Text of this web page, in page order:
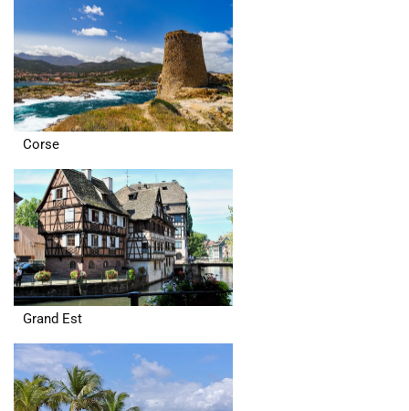
Corse
Grand Est